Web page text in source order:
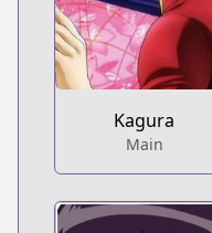
Kagura
Main